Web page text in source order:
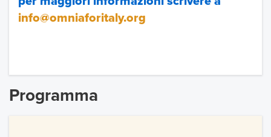
info@omniaforitaly.org
Programma